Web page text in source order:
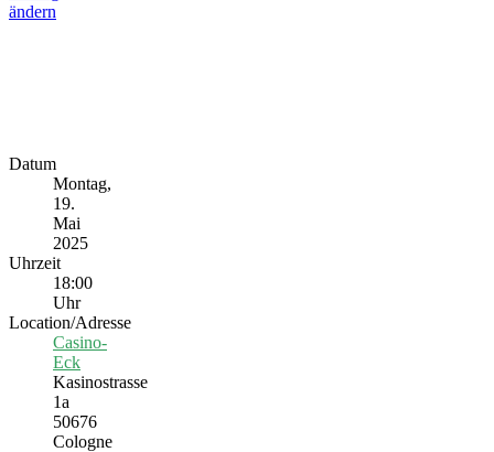
ändern
Datum
Montag,
19.
Mai
2025
Uhrzeit
18:00
Uhr
Location/Adresse
Casino-
Eck
Kasinostrasse
1a
50676
Cologne